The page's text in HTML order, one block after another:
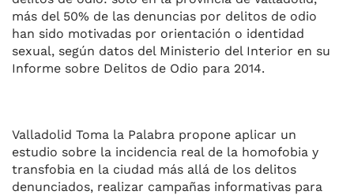
más del 50% de las denuncias por delitos de odio
han sido motivadas por orientación o identidad
sexual, según datos del Ministerio del Interior en su
Informe sobre Delitos de Odio para 2014.
Valladolid Toma la Palabra propone aplicar un
estudio sobre la incidencia real de la homofobia y
transfobia en la ciudad más allá de los delitos
denunciados, realizar campañas informativas para